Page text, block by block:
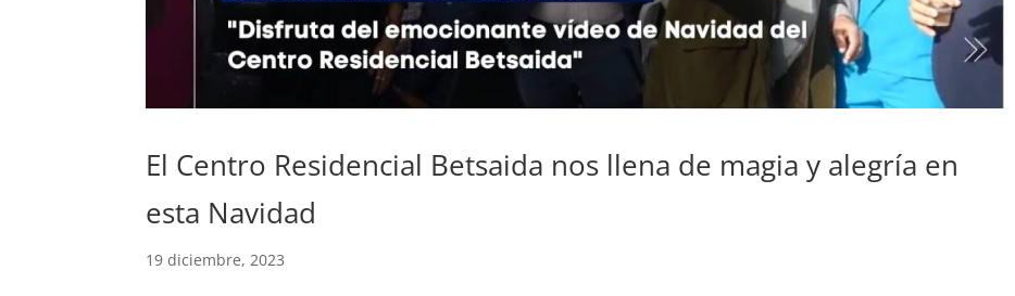
El Centro Residencial Betsaida nos llena de magia y alegría en
esta Navidad
19 diciembre, 2023